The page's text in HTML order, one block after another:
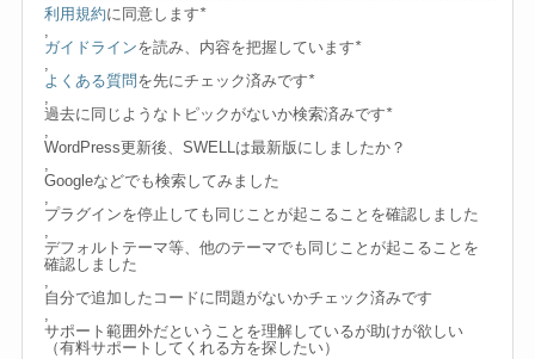
利用規約に同意します*
,
ガイドラインを読み、内容を把握しています*
,
よくある質問 を先にチェック済みです*
,
過去に同じようなトピックがないか検索済みです*
,
WordPress更新後、SWELLは最新版にしましたか？
,
Googleなどでも検索してみました
,
プラグインを停止しても同じことが起こることを確認しました
,
デフォルトテーマ等、他のテーマでも同じことが起こることを
確認しました
,
自分で追加したコードに問題がないかチェック済みです
,
サポート範囲外だということを理解しているが助けが欲しい
（有料サポートしてくれる方を探したい）